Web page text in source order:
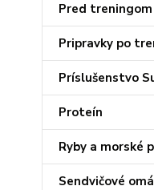
Pred treningom
Pripravky po
Príslušenstvo
Proteín
Ryby a morské
Sendvičové